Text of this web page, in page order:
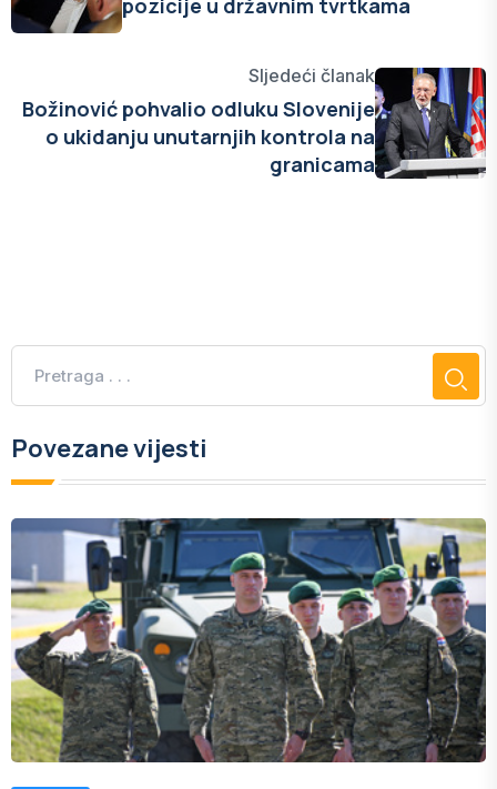
pozicije u državnim tvrtkama
Sljedeći članak
Božinović pohvalio odluku Slovenije
o ukidanju unutarnjih kontrola na
granicama
Povezane vijesti